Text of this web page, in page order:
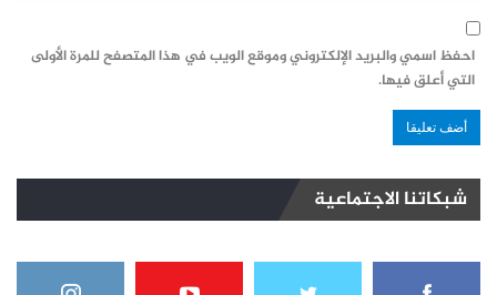
احفظ اسمي والبريد الإلكتروني وموقع الويب في هذا المتصفح للمرة الأولى
التي أعلق فيها.
شبكاتنا الاجتماعية